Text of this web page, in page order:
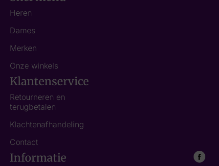
Heren
Dames
Merken
Onze winkels
Klantenservice
Retourneren en
terugbetalen
Klachtenafhandeling
Contact
Informatie